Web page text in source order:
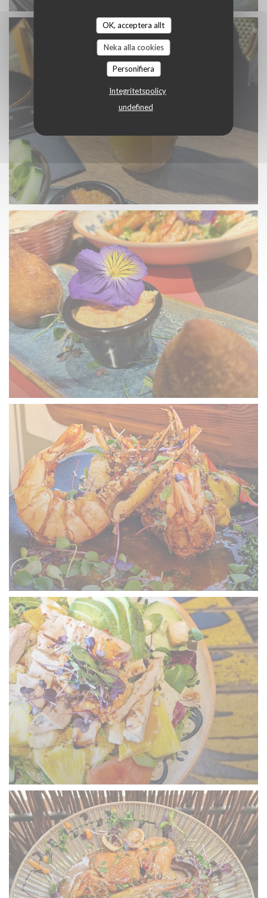
OK, acceptera allt
Neka alla cookies
Personifiera
Integritetspolicy
undefined